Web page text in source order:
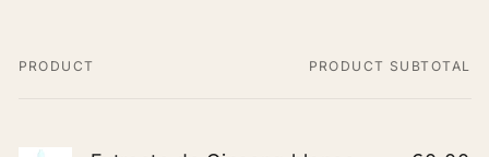
Your
PRODUCT PRODUCT SUBTOTAL